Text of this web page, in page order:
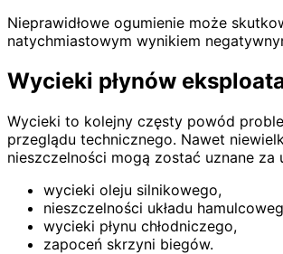
Nieprawidłowe ogumienie może
natychmiastowym wynikiem
Wycieki płynów
Wycieki to kolejny częsty powód
przeglądu technicznego. Nawet
nieszczelności mogą zostać uznane za
wycieki oleju silnikowego,
nieszczelności układu
wycieki płynu chłodniczego,
zapoceń skrzyni biegów.